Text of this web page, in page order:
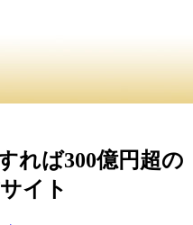
・ ・組織図・ ・会
れば300億円超の
イト